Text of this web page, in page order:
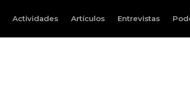
Actividades Artículos Entrevistas